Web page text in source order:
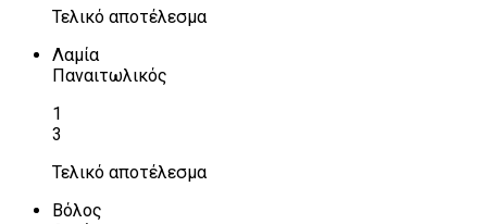
Τελικό αποτέλεσμα
Λαμία
Παναιτωλικός
1
3
Τελικό αποτέλεσμα
Βόλος